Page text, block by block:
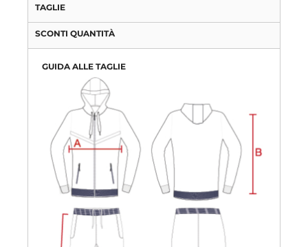
TAGLIE
SCONTI QUANTITÀ
GUIDA ALLE TAGLIE